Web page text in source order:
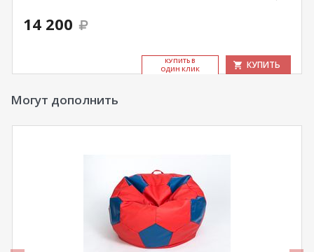
14 200
КУ­ПИТЬ В
ОДИН КЛИК
КУПИТЬ
Могут дополнить